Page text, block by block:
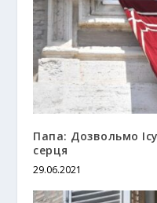
Папа: Дозвольмо
серця
29.06.2021